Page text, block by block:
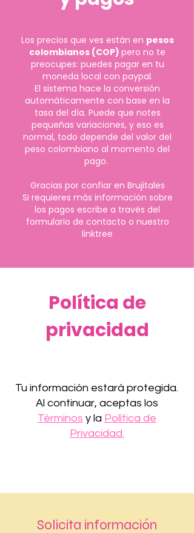
Los precios que ves están en pesos
colombianos (COP) pero no te
preocupes: puedes pagar en tu
moneda local con paypal.
El sistema hace la conversión
automáticamente con base en la
tasa del día. Puede que notes
pequeñas variaciones, y eso es
normal, todo depende del valor del
peso colombiano al momento del
pago.
Gracias por confiar en Brujitales
Si requieres más información sobre
los pagos escribe a través del
formulario de contacto o nuestro
linktree
Política de
privacidad
Tu información estará protegida.
Al continuar, aceptas los
Términos y la Política de
Privacidad.
Solicita información